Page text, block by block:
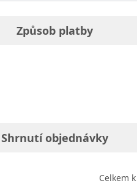
Způsob platby
Shrnutí objednávky
Celkem